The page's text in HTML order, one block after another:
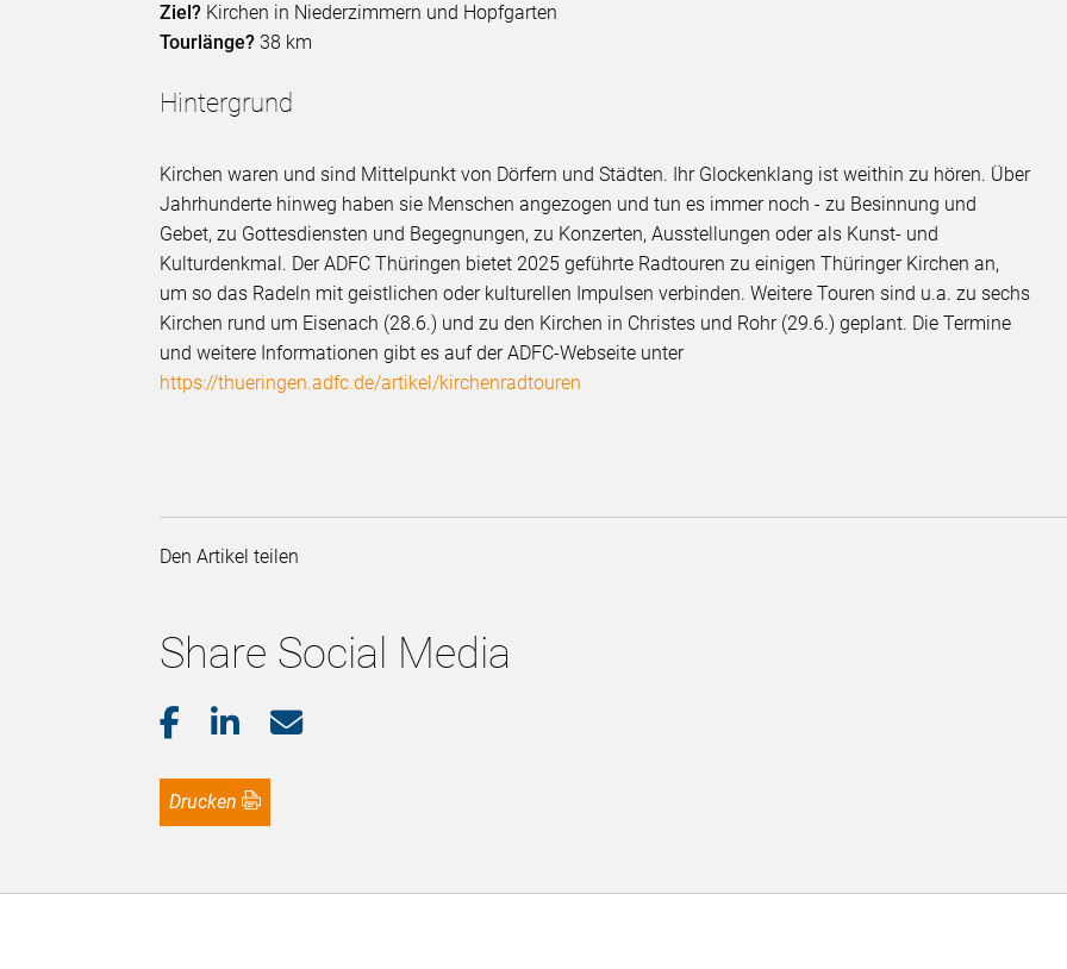
Ziel? Kirchen in Niederzimmern und Hopfgarten
Tourlänge? 38 km
Hintergrund
Kirchen waren und sind Mittelpunkt von Dörfern und Städten. Ihr Glockenklang ist weithin zu hören. Über
Jahrhunderte hinweg haben sie Menschen angezogen und tun es immer noch - zu Besinnung und
Gebet, zu Gottesdiensten und Begegnungen, zu Konzerten, Ausstellungen oder als Kunst- und
Kulturdenkmal. Der ADFC Thüringen bietet 2025 geführte Radtouren zu einigen Thüringer Kirchen an,
um so das Radeln mit geistlichen oder kulturellen Impulsen verbinden. Weitere Touren sind u.a. zu sechs
Kirchen rund um Eisenach (28.6.) und zu den Kirchen in Christes und Rohr (29.6.) geplant. Die Termine
und weitere Informationen gibt es auf der ADFC-Webseite unter
https://thueringen.adfc.de/artikel/kirchenradtouren
Den Artikel teilen
Share Social Media
Drucken